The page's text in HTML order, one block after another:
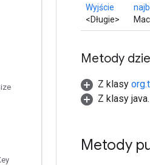
Wyjście
<Długie>
Metody
Z klasy
Z klasy
Metody